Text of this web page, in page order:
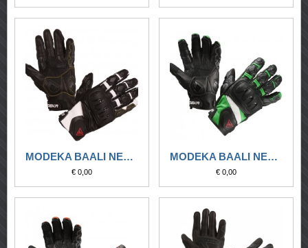
MODEKA BAALI NERO-BIANCO
€ 0,00
MODEKA BAALI NERO-VERDE
€ 0,00